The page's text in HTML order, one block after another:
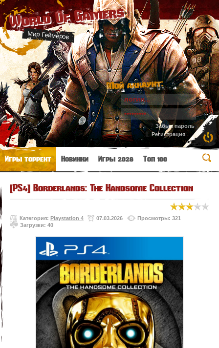
World Of Gamers
Мир Геймеров
Мой аккаунт:
Забыл пароль
Регистрация
Игры торрент Новинки Игры 2026 Топ 100
[PS4] Borderlands: The Handsome Collection
Категория: Playstation 4 07.03.2026
Просмотры: 321
Загрузки: 40